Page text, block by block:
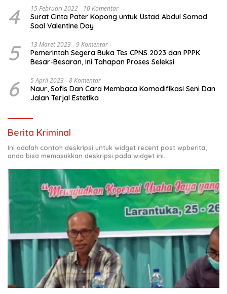
4 15 Februari 2022 10 Komentar
Surat Cinta Pater Kopong untuk Ustad Abdul Somad
Soal Valentine Day
5 13 Maret 2023 9 Komentar
Pemerintah Segera Buka Tes CPNS 2023 dan PPPK
Besar-Besaran, Ini Tahapan Proses Seleksi
6 5 April 2023 8 Komentar
Naur, Sofis Dan Cara Membaca Komodifikasi Seni Dan
Jalan Terjal Estetika
Berita Kriminal
Ini adalah contoh deskripsi untuk widget recent post wpberita,
anda bisa memasukkan deskripsi pada widget ini.